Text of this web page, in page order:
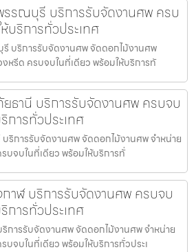
รรณบุรี บริการรับจัดงานศพ ครบ
บริการทั่วประเทศ
บริการรับจัดงานศพ จัดดอกไม้งานศพ
งหรีด ครบจบในที่เดียว พร้อมให้บริการทั
ธานี บริการรับจัดงานศพ ครบจบ
การทั่วประเทศ
ริการรับจัดงานศพ จัดดอกไม้งานศพ จำหน่าย
บจบในที่เดียว พร้อมให้บริการทั่
าฬ บริการรับจัดงานศพ ครบจบ
การทั่วประเทศ
การรับจัดงานศพ จัดดอกไม้งานศพ จำหน่าย
บจบในที่เดียว พร้อมให้บริการทั่วประเ